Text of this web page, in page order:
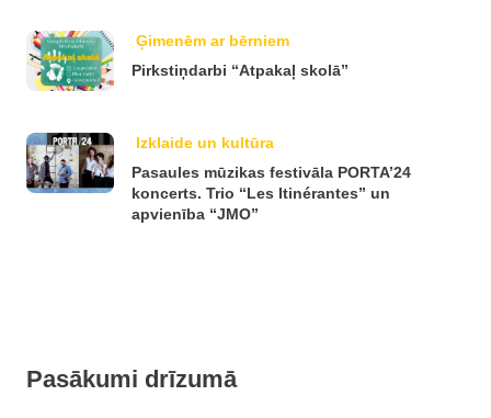
Ģimenēm ar bērniem
Pirkstiņdarbi “Atpakaļ skolā”
Izklaide un kultūra
Pasaules mūzikas festivāla PORTA’24
koncerts. Trio “Les Itinérantes” un
apvienība “JMO”
Pasākumi drīzumā